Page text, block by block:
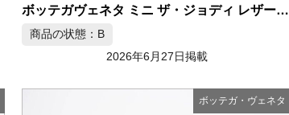
ボッテガヴェネタ ミニ ザ・ジョディ レザー ハンドバッグ グリーン
商品の状態：B
2026年6月27日掲載
ボッテガ・ヴェネタ